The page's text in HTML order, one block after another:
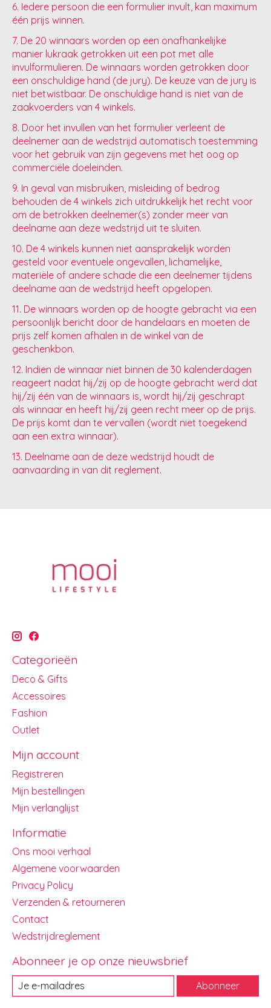
6. Iedere persoon die een formulier invult, kan maximum
één prijs winnen.
7. De 20 winnaars worden op een onafhankelijke
manier lukraak getrokken uit een pot met alle
invulformulieren. De winnaars worden getrokken door
een onschuldige hand (de jury). De keuze van de jury is
niet betwistbaar. De onschuldige hand is niet van de
zaakvoerders van 4 winkels.
8. Door het invullen van het formulier verleent de
deelnemer aan de wedstrijd automatisch toestemming
voor het gebruik van zijn gegevens met het oog op
commerciële doeleinden.
9. In geval van misbruiken, misleiding of bedrog
behouden de 4 winkels zich uitdrukkelijk het recht voor
om de betrokken deelnemer(s) zonder meer van
deelname aan deze wedstrijd uit te sluiten.
10. De 4 winkels kunnen niet aansprakelijk worden
gesteld voor eventuele ongevallen, lichamelijke,
materiële of andere schade die een deelnemer tijdens
deelname aan de wedstrijd heeft opgelopen.
11. De winnaars worden op de hoogte gebracht via een
persoonlijk bericht door de handelaars en moeten de
prijs zelf komen afhalen in de winkel van de
geschenkbon.
12. Indien de winnaar niet binnen de 30 kalenderdagen
reageert nadat hij/zij op de hoogte gebracht werd dat
hij/zij één van de winnaars is, wordt hij/zij geschrapt
als winnaar en heeft hij/zij geen recht meer op de prijs.
De prijs komt dan te vervallen (wordt niet toegekend
aan een extra winnaar).
13. Deelname aan de deze wedstrijd houdt de
aanvaarding in van dit reglement.
Categorieën
Deco & Gifts
Accessoires
Fashion
Outlet
Mijn account
Registreren
Mijn bestellingen
Mijn verlanglijst
Informatie
Ons mooi verhaal
Algemene voorwaarden
Privacy Policy
Verzenden & retourneren
Contact
Wedstrijdreglement
Abonneer je op onze nieuwsbrief
Abonneer